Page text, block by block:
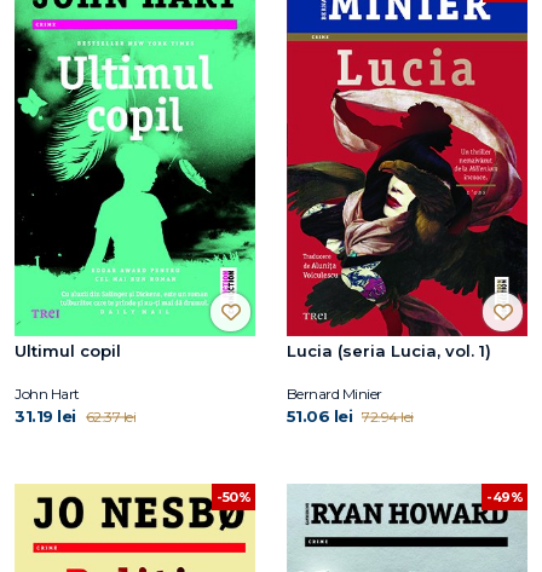
Ultimul copil
John Hart
31.19 lei 62.37 lei
Lucia (seria Lucia, vol. 1)
Bernard Minier
51.06 lei 72.94 lei
-50% -49%